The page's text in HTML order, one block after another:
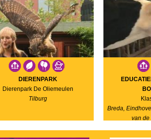
DIERENPARK
Dierenpark De Oliemeulen
Tilburg
Breda,
van de